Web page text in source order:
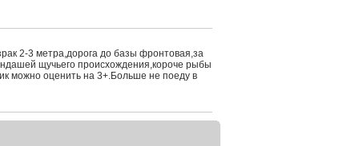
2-3 метра,дорога до базы фронтовая,за
щучьего происхождения,короче рыбы
можно оценить на 3+.Больше не поеду в